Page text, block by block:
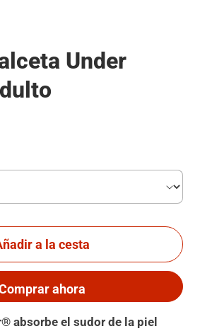
Under
a la cesta
ahora
absorbe el sudor de la piel